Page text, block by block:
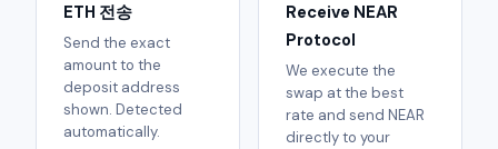
ETH 전송
Send the exact
amount to the
deposit address
shown. Detected
automatically.
Receive NEAR
Protocol
We execute the
swap at the best
rate and send NEAR
directly to your